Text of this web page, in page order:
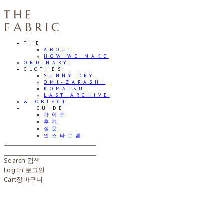
THE
ABOUT
HOW WE MAKE
ORDINARY
CLOTHES
SUNNY DRY
OMI-ZARASHI
KOMATSU
LAST ARCHIVE
& OBJECT
⠀⠀GUIDE
가이드
후기
질문
인스타그램
Search 검색
Log In 로그인
Cart장바구니